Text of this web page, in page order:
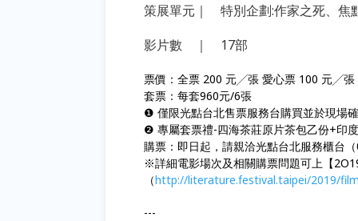
策展單元｜ 特別企劃:作家之死、焦
影片數 ｜ 17部
票價：全票 200 元╱張 愛心票 100 元╱張
套票：每套960元/6張
❶ 僅限光點台北售票服務台購買並於現場
❷ 專屬套票禮-四海茶莊原片茶包乙份+印
購票：即日起，請親洽光點台北服務櫃台
※詳細電影場次及相關購票問題可上【
（http://literature.festival.taipei/2019/
---